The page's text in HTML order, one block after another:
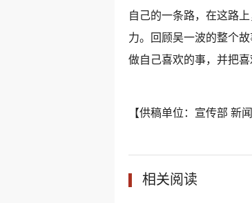
自己的一条路，在这路
力。回顾吴一波的整个
做自己喜欢的事，并把
【供稿单位：宣传部
相关阅读